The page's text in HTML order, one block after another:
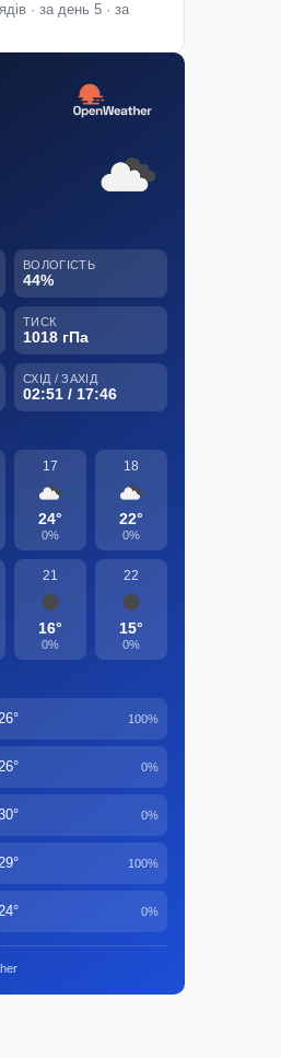
· за день 5 · за
ВОЛОГІСТЬ
44%
ТИСК
1018 гПа
СХІД / ЗАХІД
02:51 / 17:46
17
24°
0%
18
22°
0%
21
16°
0%
22
15°
0%
100%
0%
0%
100%
0%